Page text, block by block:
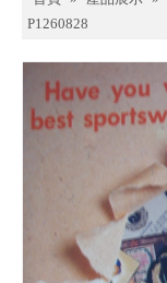
P1260828